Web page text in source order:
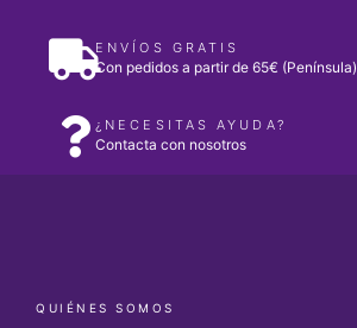
ENVÍOS GRATIS
Con pedidos a partir de 65€ (Península)
¿NECESITAS AYUDA?
Contacta con nosotros
QUIÉNES SOMOS